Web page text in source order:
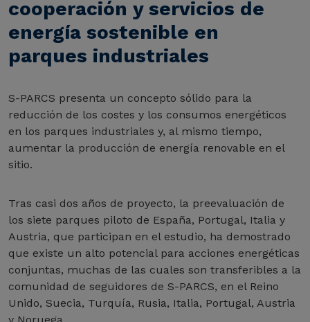
cooperación y servicios de
energía sostenible en
parques industriales
S-PARCS presenta un concepto sólido para la
reducción de los costes y los consumos energéticos
en los parques industriales y, al mismo tiempo,
aumentar la producción de energía renovable en el
sitio.
Tras casi dos años de proyecto, la preevaluación de
los siete parques piloto de España, Portugal, Italia y
Austria, que participan en el estudio, ha demostrado
que existe un alto potencial para acciones energéticas
conjuntas, muchas de las cuales son transferibles a la
comunidad de seguidores de S-PARCS, en el Reino
Unido, Suecia, Turquía, Rusia, Italia, Portugal, Austria
y Noruega.